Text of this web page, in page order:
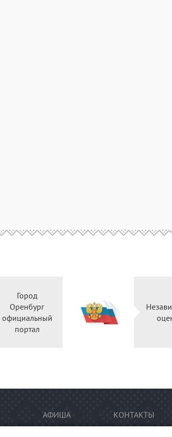
Город
Оренбург
официальный
портал
АФИША КОНТАКТЫ